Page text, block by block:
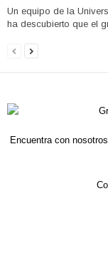
Un equipo de la
ha descubierto que el
Encuentra con